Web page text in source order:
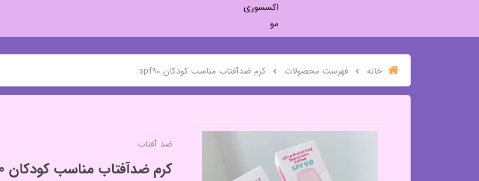
اکسسوری
مو
خانه فهرست محصولات کرم ضدآفتاب مناسب کودکان spf90
ضد آفتاب
کرم ضدآفتاب مناسب کودکان spf90